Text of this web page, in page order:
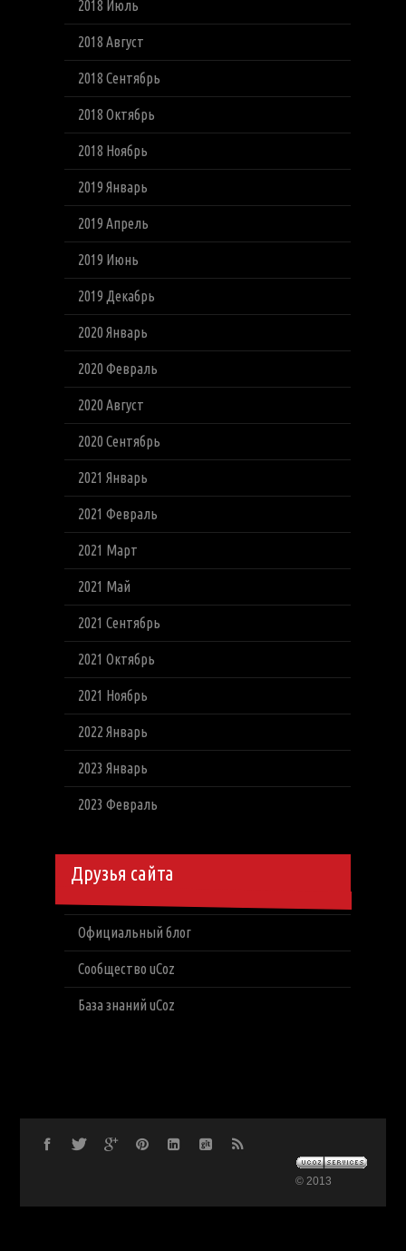
2018 Июль
2018 Август
2018 Сентябрь
2018 Октябрь
2018 Ноябрь
2019 Январь
2019 Апрель
2019 Июнь
2019 Декабрь
2020 Январь
2020 Февраль
2020 Август
2020 Сентябрь
2021 Январь
2021 Февраль
2021 Март
2021 Май
2021 Сентябрь
2021 Октябрь
2021 Ноябрь
2022 Январь
2023 Январь
2023 Февраль
Друзья сайта
Официальный блог
Сообщество uCoz
База знаний uCoz
© 2013